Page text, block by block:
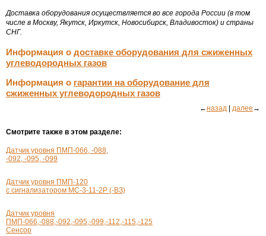
Доставка оборудования осуществляется во все города России (в том
числе в Москву, Якутск, Иркутск, Новосибирск, Владивосток) и страны
СНГ.
Информация о доставке оборудования для сжиженных
углеводородных газов
Информация о гарантии на оборудование для
сжиженных углеводородных газов
←назад далее →
Смотрите также в этом разделе:
Датчик уровня ПМП-066, -088,
-092, -095, -099
Датчик уровня ПМП-120
с сигнализатором МС-3-11-2Р (-ВЗ)
Датчик уровня
ПМП-066,-088,-092,-095,-099,-112,-115,-125
Сенсор